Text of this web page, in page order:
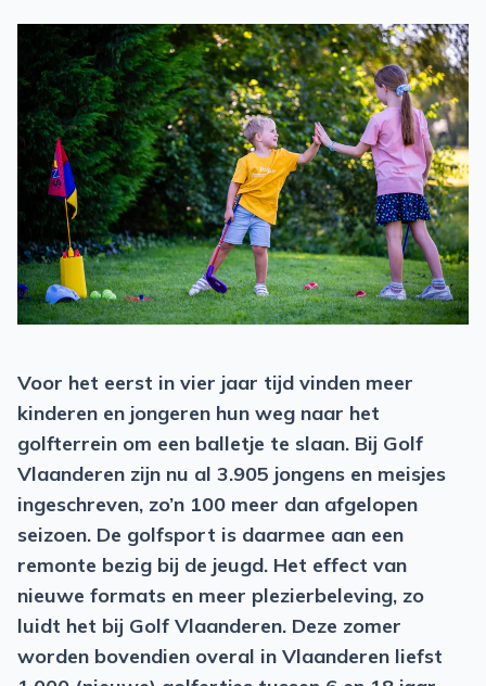
Voor het eerst in vier jaar tijd vinden meer
kinderen en jongeren hun weg naar het
golfterrein om een balletje te slaan. Bij Golf
Vlaanderen zijn nu al 3.905 jongens en meisjes
ingeschreven, zo’n 100 meer dan afgelopen
seizoen. De golfsport is daarmee aan een
remonte bezig bij de jeugd. Het effect van
nieuwe formats en meer plezierbeleving, zo
luidt het bij Golf Vlaanderen. Deze zomer
worden bovendien overal in Vlaanderen liefst